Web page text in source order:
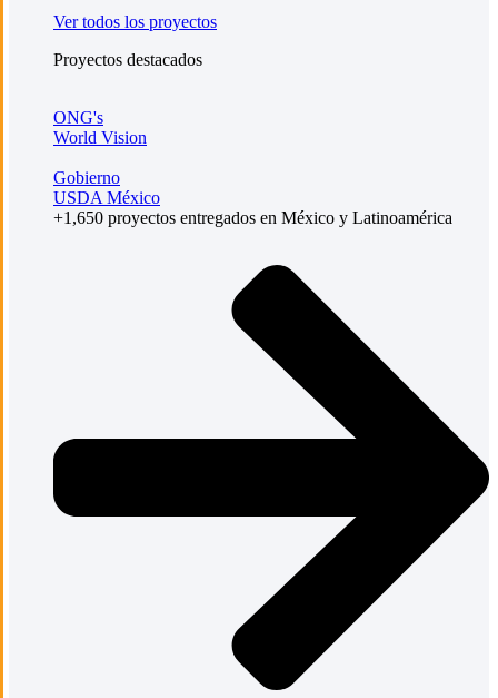
Ver todos los proyectos
Proyectos destacados
ONG's
World Vision
Gobierno
USDA México
+1,650 proyectos entregados en México y Latinoamérica